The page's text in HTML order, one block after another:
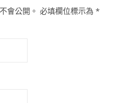
會公開。 必填欄位標示為 *